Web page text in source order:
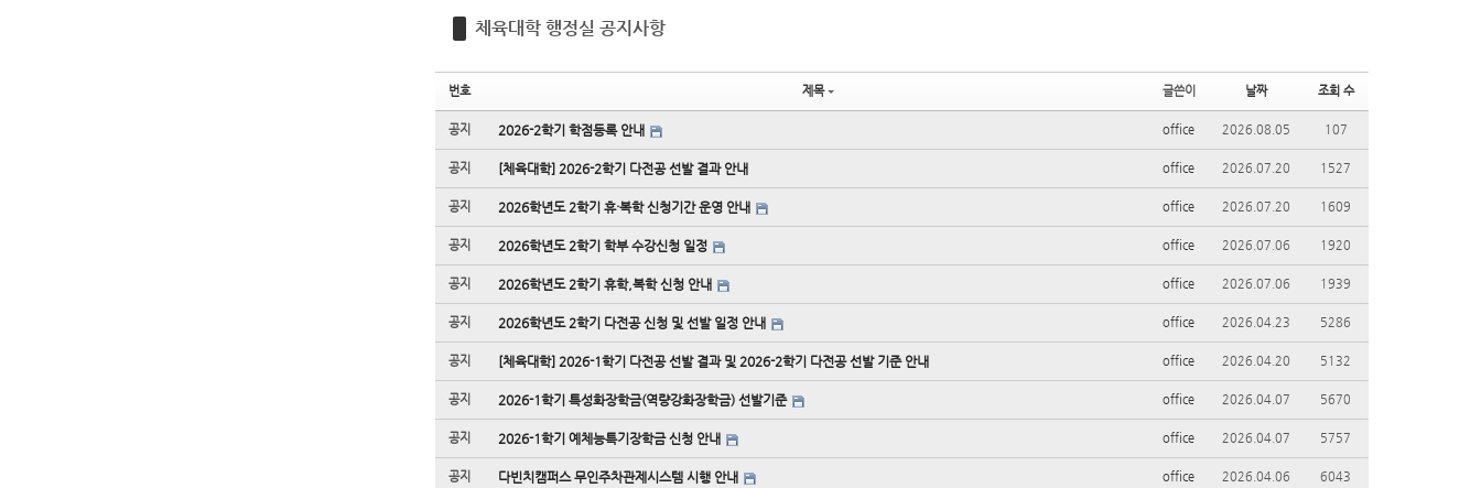
체육대학 행정실 공지사항
번호 제목 글쓴이 날짜 조회 수
공지 2026-2학기 학점등록 안내 office 2026.08.05 107
공지 [체육대학] 2026-2학기 다전공 선발 결과 안내 office 2026.07.20 1527
공지 2026학년도 2학기 휴·복학 신청기간 운영 안내 office 2026.07.20 1609
공지 2026학년도 2학기 학부 수강신청 일정 office 2026.07.06 1920
공지 2026학년도 2학기 휴학,복학 신청 안내 office 2026.07.06 1939
공지 2026학년도 2학기 다전공 신청 및 선발 일정 안내 office 2026.04.23 5286
공지 [체육대학] 2026-1학기 다전공 선발 결과 및 2026-2학기 다전공 선발 기준 안내 office 2026.04.20 5132
공지 2026-1학기 특성화장학금(역량강화장학금) 선발기준 office 2026.04.07 5670
공지 2026-1학기 예체능특기장학금 신청 안내 office 2026.04.07 5757
공지 다빈치캠퍼스 무인주차관제시스템 시행 안내 office 2026.04.06 6043